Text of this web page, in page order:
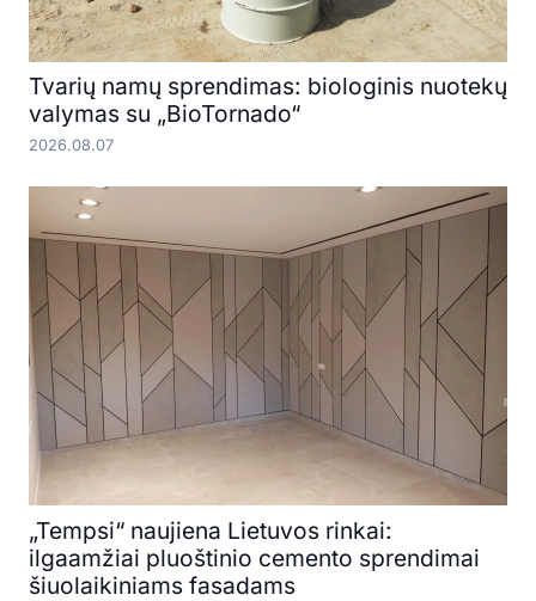
Tvarių namų sprendimas: biologinis nuotekų
valymas su „BioTornado“
2026.08.07
„Tempsi“ naujiena Lietuvos rinkai:
ilgaamžiai pluoštinio cemento sprendimai
šiuolaikiniams fasadams